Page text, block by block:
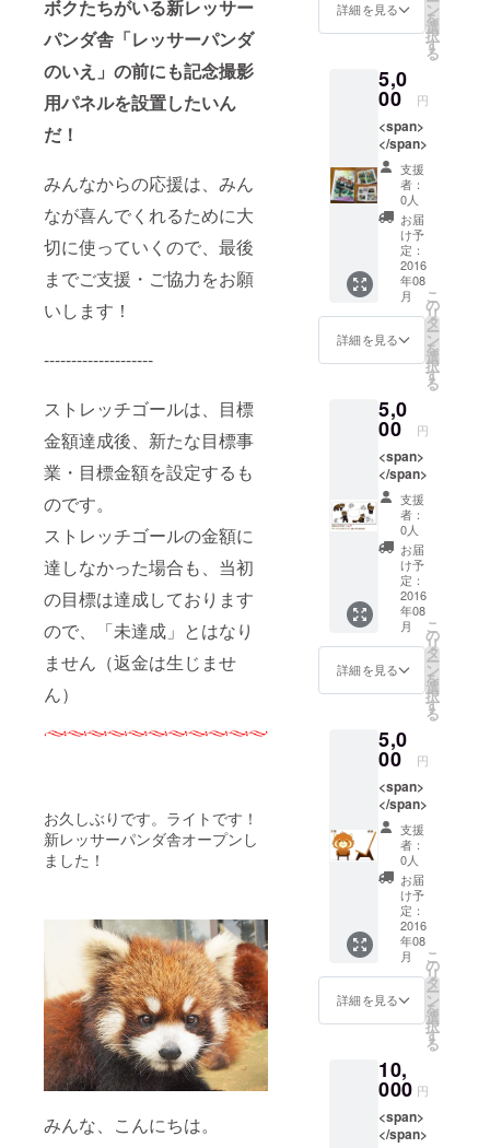
ボクたちがいる新レッサー
パンダ舎「レッサーパンダ
のいえ」の前にも記念撮影
用パネルを設置したいん
だ！
みんなからの応援は、みん
なが喜んでくれるために大
切に使っていくので、最後
までご支援・ご協力をお願
いします！
--------------------
ストレッチゴールは、目標
金額達成後、新たな目標事
業・目標金額を設定するも
のです。
ストレッチゴールの金額に
達しなかった場合も、当初
の目標は達成しております
ので、「未達成」とはなり
ません（返金は生じませ
ん）
お久しぶりです。ライトです！
新レッサーパンダ舎オープンし
ました！
みんな、こんにちは。
ようと日々
励んでおり
動物園を応
援よろしく
お願いいた
します。
詳細を見る ン
を
選
択
す
る
5,0
00 円
<span>
</span>
支援
者：
0人
お届
け予
定：
2016
年08
月
詳細を見る
こ
の
リ
タ
ー
ン
を
選
択
す
る
5,0
00 円
<span>
</span>
支援
者：
0人
お届
け予
定：
2016
年08
月
詳細を見る
こ
の
リ
タ
ー
ン
を
選
択
す
る
5,0
00 円
<span>
</span>
支援
者：
0人
お届
け予
定：
2016
年08
月
詳細を見る
こ
の
リ
タ
ー
ン
を
選
択
す
る
10,
000 円
<span>
</span>